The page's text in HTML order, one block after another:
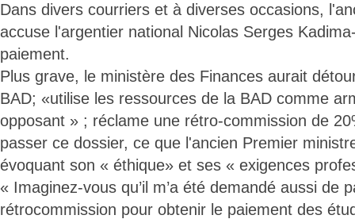
Dans divers courriers et à diverses occasions,
accuse l'argentier national Nicolas Serges
paiement.
Plus grave, le ministère des Finances aurait
BAD; «utilise les ressources de la BAD comme
opposant » ; réclame une rétro-commission de
passer ce dossier, ce que l'ancien Premier
évoquant son « éthique» et ses « exigences
« Imaginez-vous qu’il m’a été demandé aussi de
rétrocommission pour obtenir le paiement des